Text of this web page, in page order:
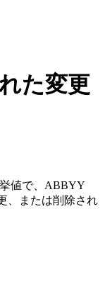
た変更
挙値で、ABBYY
、または削除され